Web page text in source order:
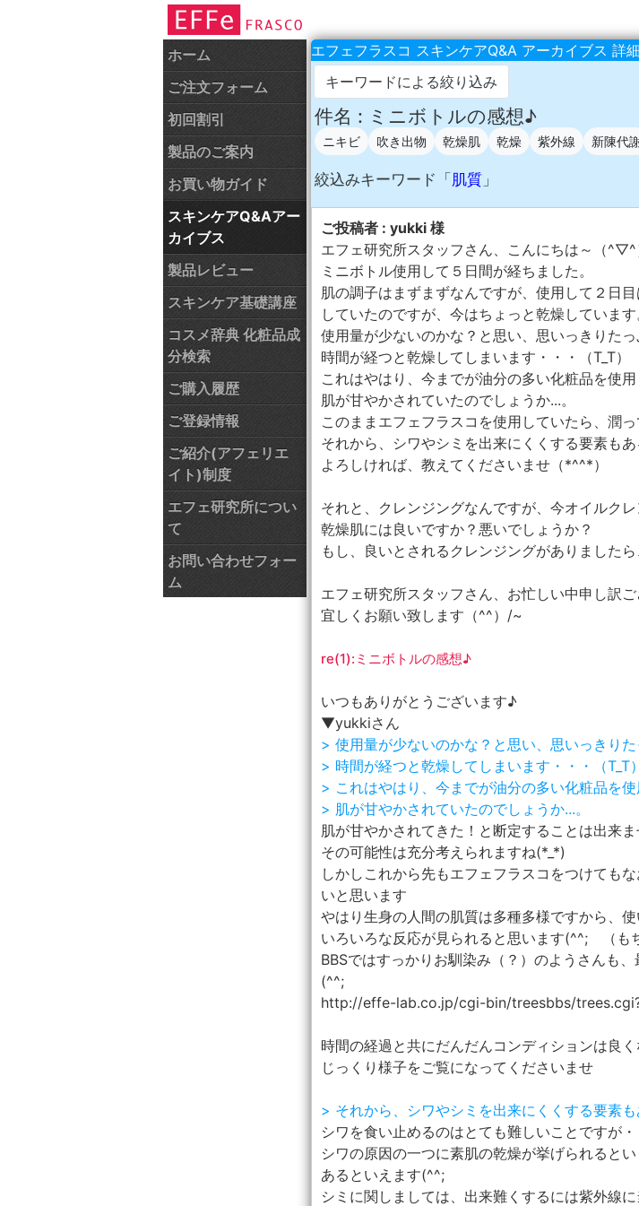
ホーム
ご注文フォーム
初回割引
製品のご案内
お買い物ガイド
スキンケアQ&Aアー
カイブス
製品レビュー
スキンケア基礎講座
コスメ辞典 化粧品成
分検索
ご購入履歴
ご登録情報
ご紹介(アフェリエ
イト)制度
エフェ研究所につい
て
お問い合わせフォー
ム
エフェフラスコ スキンケアQ&A アーカイブス 詳細
キーワードによる絞り込み
件名 : ミニボトルの感想♪
ニキビ 吹き出物 乾燥肌 乾燥 紫外線 新陳代
絞込みキーワード「 肌質 」
ご投稿者 : yukki 様
エフェ研究所スタッフさん、こんにちは～（^▽^
ミニボトル使用して５日間が経ちました。
肌の調子はまずまずなんですが、使用して２日
していたのですが、今はちょっと乾燥しています
使用量が少ないのかな？と思い、思いっきりた
時間が経つと乾燥してしまいます・・・（T_T）
これはやはり、今までが油分の多い化粧品を使
肌が甘やかされていたのでしょうか...。
このままエフェフラスコを使用していたら、潤っ
それから、シワやシミを出来にくくする要素もあ
よろしければ、教えてくださいませ（*^^*）
それと、クレンジングなんですが、今オイルクレ
乾燥肌には良いですか？悪いでしょうか？
もし、良いとされるクレンジングがありました
エフェ研究所スタッフさん、お忙しい中申し訳ご
宜しくお願い致します（^^）/~
re(1):ミニボトルの感想♪
いつもありがとうございます♪
▼yukkiさん
> 使用量が少ないのかな？と思い、思いっきり
> 時間が経つと乾燥してしまいます・・・（T_T）
> これはやはり、今までが油分の多い化粧品を
> 肌が甘やかされていたのでしょうか...。
肌が甘やかされてきた！と断定することは出来
その可能性は充分考えられますね(*_*)
しかしこれから先もエフェフラスコをつけても
いと思います
やはり生身の人間の肌質は多種多様ですから、
いろいろな反応が見られると思います(^^; （も
BBSではすっかりお馴染み（？）のようさんも
(^^;
http://effe-lab.co.jp/cgi-bin/treesbbs/
時間の経過と共にだんだんコンディションは良
じっくり様子をご覧になってくださいませ
> それから、シワやシミを出来にくくする要素も
シワを食い止めるのはとても難しいことですが・
シワの原因の一つに素肌の乾燥が挙げられると
あるといえます(^^;
シミに関しましては、出来難くするには紫外線